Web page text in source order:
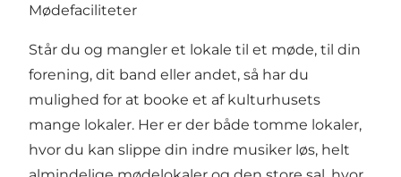
Mødefaciliteter
Står du og mangler et lokale til et møde, til din
forening, dit band eller andet, så har du
mulighed for at booke et af kulturhusets
mange lokaler. Her er der både tomme lokaler,
hvor du kan slippe din indre musiker løs, helt